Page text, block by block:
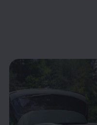
Enable fullscreen mode